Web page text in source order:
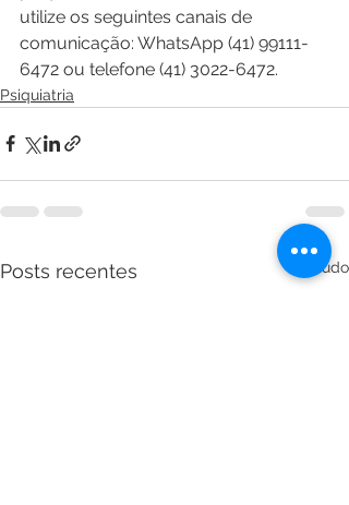
utilize os seguintes canais de
comunicação: WhatsApp (41) 99111-
6472 ou telefone (41) 3022-6472.
Psiquiatria
Posts recentes Ver tudo